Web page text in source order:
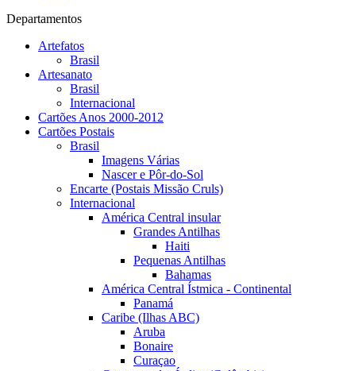
Departamentos
Artefatos
Brasil
Artesanato
Brasil
Internacional
Cartões Anos 2000-2012
Cartões Postais
Brasil
Imagens Várias
Nascer e Pôr-do-Sol
Encarte (Postais Missão Cruls)
Internacional
América Central insular
Grandes Antilhas
Haiti
Pequenas Antilhas
Bahamas
América Central Ístmica - Continental
Panamá
Caribe (Ilhas ABC)
Aruba
Bonaire
Curaçao